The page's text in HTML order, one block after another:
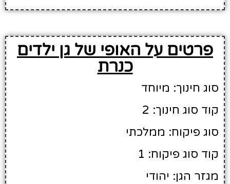
פרטים על האופי של גן ילדים
כנרת
סוג חינוך: מיוחד
קוד סוג חינוך: 2
סוג פיקוח: ממלכתי
קוד סוג פיקוח: 1
מגזר הגן: יהודי